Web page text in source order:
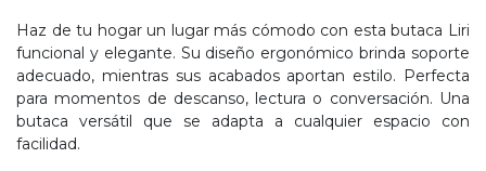
Haz de tu hogar un lugar más cómodo con esta butaca Liri
funcional y elegante. Su diseño ergonómico brinda soporte
adecuado, mientras sus acabados aportan estilo. Perfecta
para momentos de descanso, lectura o conversación. Una
butaca versátil que se adapta a cualquier espacio con
facilidad.